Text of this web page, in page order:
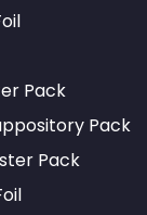
Pack
Pack
Pack